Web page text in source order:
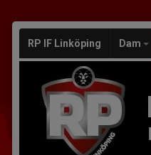
RP IF Linköping Dam